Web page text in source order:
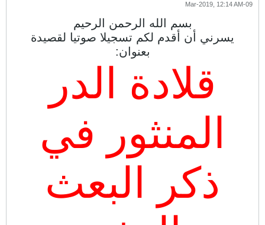
09-Mar-2019, 12:14 AM
بسم الله الرحمن الرحيم
يسرني أن أقدم لكم تسجيلا صوتيا لقصيدة
بعنوان:
قلادة الدر
المنثور في
ذكر البعث